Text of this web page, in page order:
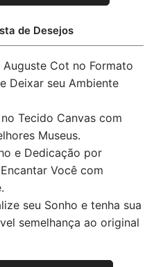
de Desejos
Cot no Formato
Deixar seu Ambiente
Tecido Canvas com
Museus.
e Dedicação por
Você com
seu Sonho e tenha sua
semelhança ao original